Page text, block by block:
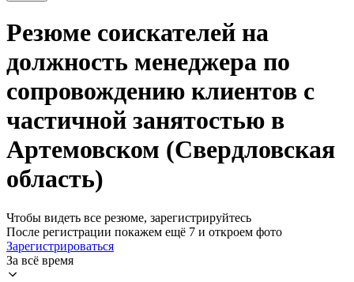
Резюме соискателей на
должность менеджера по
сопровождению клиентов с
частичной занятостью в
Артемовском (Свердловская
область)
Чтобы видеть все резюме, зарегистрируйтесь
После регистрации покажем ещё 7 и откроем фото
Зарегистрироваться
За всё время